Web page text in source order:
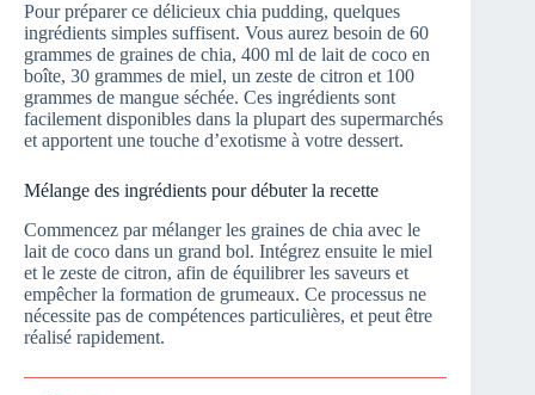
Pour préparer ce délicieux chia pudding, quelques
ingrédients simples suffisent. Vous aurez besoin de 60
grammes de graines de chia, 400 ml de lait de coco en
boîte, 30 grammes de miel, un zeste de citron et 100
grammes de mangue séchée. Ces ingrédients sont
facilement disponibles dans la plupart des supermarchés
et apportent une touche d’exotisme à votre dessert.
Mélange des ingrédients pour débuter la recette
Commencez par mélanger les graines de chia avec le
lait de coco dans un grand bol. Intégrez ensuite le miel
et le zeste de citron, afin de équilibrer les saveurs et
empêcher la formation de grumeaux. Ce processus ne
nécessite pas de compétences particulières, et peut être
réalisé rapidement.